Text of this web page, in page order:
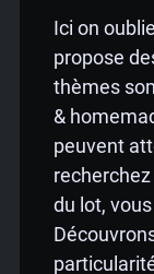
peur de
🔥
et
🥇 Le
sous de
➤
NoLimit
🚀
City sur
Ici on
propose
thèmes
&
peuvent
du lot,